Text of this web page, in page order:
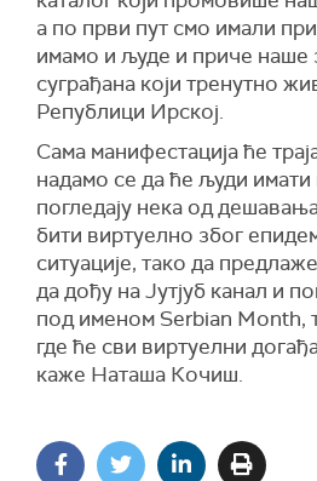
а по први пут смо имали
имамо и људе и приче наше
суграђана који тренутно
Републици Ирској.
Сама манифестација ће
надамо се да ће људи
погледају нека од
бити виртуелно због
ситуације, тако да
да дођу на Јутјуб канал и
под именом Serbian Month,
где ће сви виртуелни
каже Наташа Кочиш.